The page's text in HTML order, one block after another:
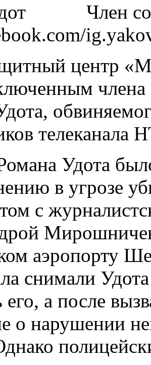
Член
центр
члена
телеканала
Удота
в угрозе
с
аэропорту
снимали
его, а после
о нарушении